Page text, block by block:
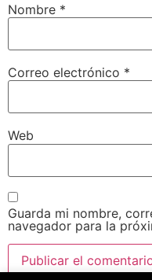
Nombre *
Correo electrónico *
Web
Guarda mi nombre,
navegador para la